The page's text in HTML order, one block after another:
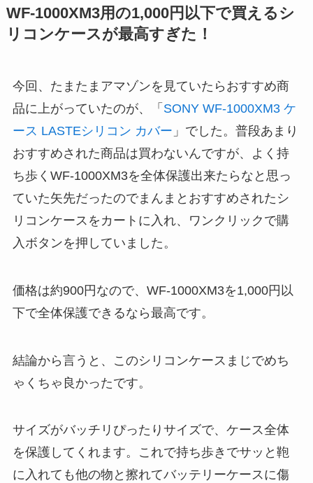
WF-1000XM3用の1,000円以下で買えるシ
リコンケースが最高すぎた！
今回、たまたまアマゾンを見ていたらおすすめ商
品に上がっていたのが、「 SONY WF-1000XM3 ケ
ース LASTEシリコン カバー 」でした。普段あまり
おすすめされた商品は買わないんですが、よく持
ち歩くWF-1000XM3を全体保護出来たらなと思っ
ていた矢先だったのでまんまとおすすめされたシ
リコンケースをカートに入れ、ワンクリックで購
入ボタンを押していました。
価格は約900円なので、WF-1000XM3を1,000円以
下で全体保護できるなら最高です。
結論から言うと、このシリコンケースまじでめち
ゃくちゃ良かったです。
サイズがバッチリぴったりサイズで、ケース全体
を保護してくれます。これで持ち歩きでサッと鞄
に入れても他の物と擦れてバッテリーケースに傷